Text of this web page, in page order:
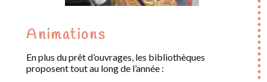
Animations
En plus du prêt d’ouvrages, les bibliothèques
proposent tout au long de l’année :